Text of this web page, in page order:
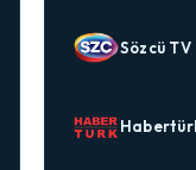
Sözcü TV